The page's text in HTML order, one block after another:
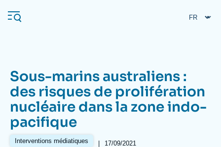
au
contenu
Navigation
principale
L'Ifri
Analyses
Sous-marins australiens :
des risques de prolifération
nucléaire dans la zone indo-
pacifique
Interventions médiatiques | 17/09/2021